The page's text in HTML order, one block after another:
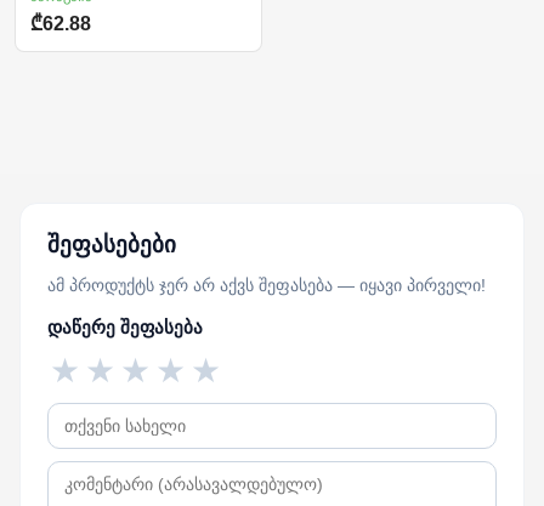
₾62.88
შეფასებები
ამ პროდუქტს ჯერ არ აქვს შეფასება — იყავი პირველი!
დაწერე შეფასება
★
★
★
★
★